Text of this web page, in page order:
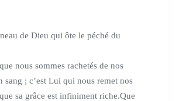
de Dieu qui ôte le péché du
nous sommes rachetés de nos
sang ; c’est Lui qui nous remet nos
sa grâce est infiniment riche.Que